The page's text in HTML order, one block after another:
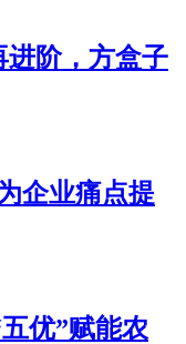
进阶，方盒子
企业痛点提
优”赋能农